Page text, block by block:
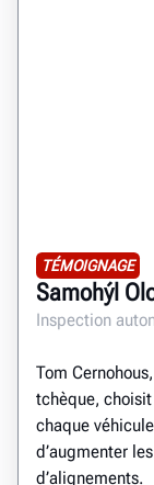
TÉMOIGNAGE
Samohýl
Inspection
Tom
tchèque,
chaque
d’augmenter
d’alignements.